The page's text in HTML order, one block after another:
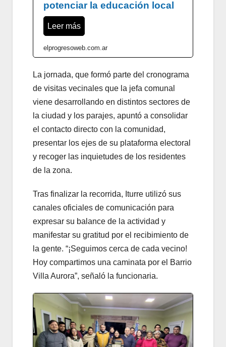
potenciar la educación local
Leer más
elprogresoweb.com.ar
La jornada, que formó parte del cronograma
de visitas vecinales que la jefa comunal
viene desarrollando en distintos sectores de
la ciudad y los parajes, apuntó a consolidar
el contacto directo con la comunidad,
presentar los ejes de su plataforma electoral
y recoger las inquietudes de los residentes
de la zona.
Tras finalizar la recorrida, Iturre utilizó sus
canales oficiales de comunicación para
expresar su balance de la actividad y
manifestar su gratitud por el recibimiento de
la gente. “¡Seguimos cerca de cada vecino!
Hoy compartimos una caminata por el Barrio
Villa Aurora”, señaló la funcionaria.